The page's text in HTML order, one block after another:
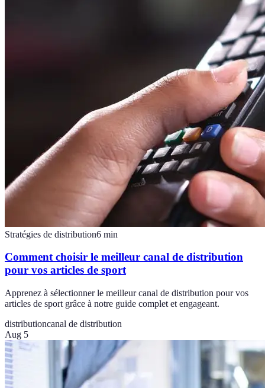
Stratégies de distribution6 min
Comment choisir le meilleur canal de distribution
pour vos articles de sport
Apprenez à sélectionner le meilleur canal de distribution pour vos
articles de sport grâce à notre guide complet et engageant.
distributioncanal de distribution
Aug 5